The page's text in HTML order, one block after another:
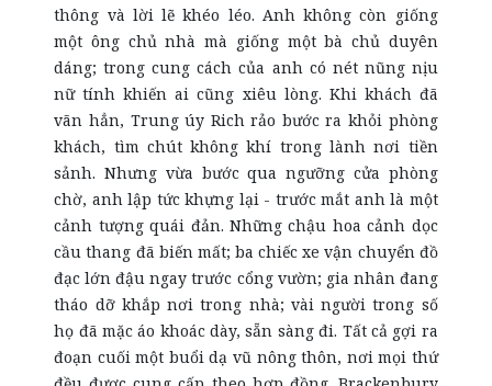
thông và lời lẽ khéo léo. Anh không còn giống
một ông chủ nhà mà giống một bà chủ duyên
dáng; trong cung cách của anh có nét nũng nịu
nữ tính khiến ai cũng xiêu lòng. Khi khách đã
vãn hẳn, Trung úy Rich rảo bước ra khỏi phòng
khách, tìm chút không khí trong lành nơi tiền
sảnh. Nhưng vừa bước qua ngưỡng cửa phòng
chờ, anh lập tức khựng lại - trước mắt anh là một
cảnh tượng quái đản. Những chậu hoa cảnh dọc
cầu thang đã biến mất; ba chiếc xe vận chuyển đồ
đạc lớn đậu ngay trước cổng vườn; gia nhân đang
tháo dỡ khắp nơi trong nhà; vài người trong số
họ đã mặc áo khoác dày, sẵn sàng đi. Tất cả gợi ra
đoạn cuối một buổi dạ vũ nông thôn, nơi mọi thứ